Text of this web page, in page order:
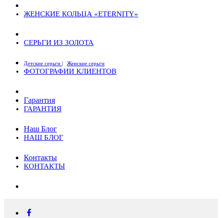
ЖЕНСКИЕ КОЛЬЦА «ETERNITY»
СЕРЬГИ ИЗ ЗОЛОТА
Детские серьги | Женские серьги
ФОТОГРАФИИ КЛИЕНТОВ
Гарантия
ГАРАНТИЯ
Наш Блог
НАШ БЛОГ
Контакты
КОНТАКТЫ